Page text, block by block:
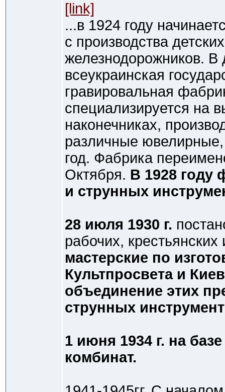
[link]
...в 1924 году
с производства
железнодорожников. В
всеукраинская
гравировальная
специализируется на
наконечниках,
различные
год. Фабрика
Октября. В 1928 году
и струнных
28 июля 1930 г.
рабочих, крестьянских
мастерские по
Культпросвета и
объединение этих
струнных
1 июня 1934 г. на
комбинат.